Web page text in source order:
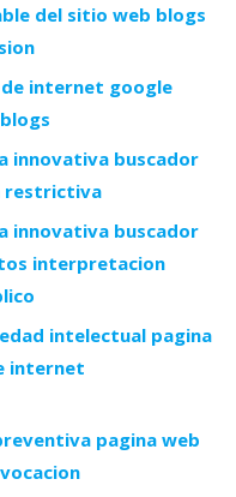
del sitio web blogs
internet google
innovativa buscador
restrictiva
innovativa buscador
interpretacion
intelectual pagina
internet
pagina web